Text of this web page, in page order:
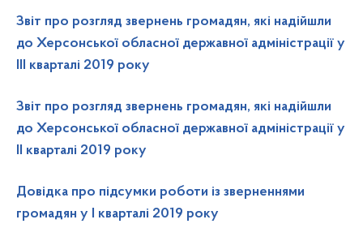
Звіт про розгляд звернень громадян, які надійшли
до Херсонської обласної державної адміністрації у
ІІІ кварталі 2019 року
Звіт про розгляд звернень громадян, які надійшли
до Херсонської обласної державної адміністрації у
ІІ кварталі 2019 року
Довідка про підсумки роботи із зверненнями
громадян у І кварталі 2019 року